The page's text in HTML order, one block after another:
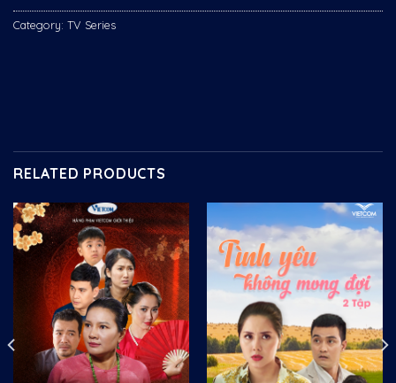
Category: TV Series
RELATED PRODUCTS